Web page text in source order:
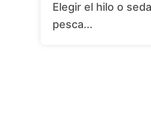
Elegir el hilo o sedal apropiado puede marcar la diferencia entre una jornada de
pesca...